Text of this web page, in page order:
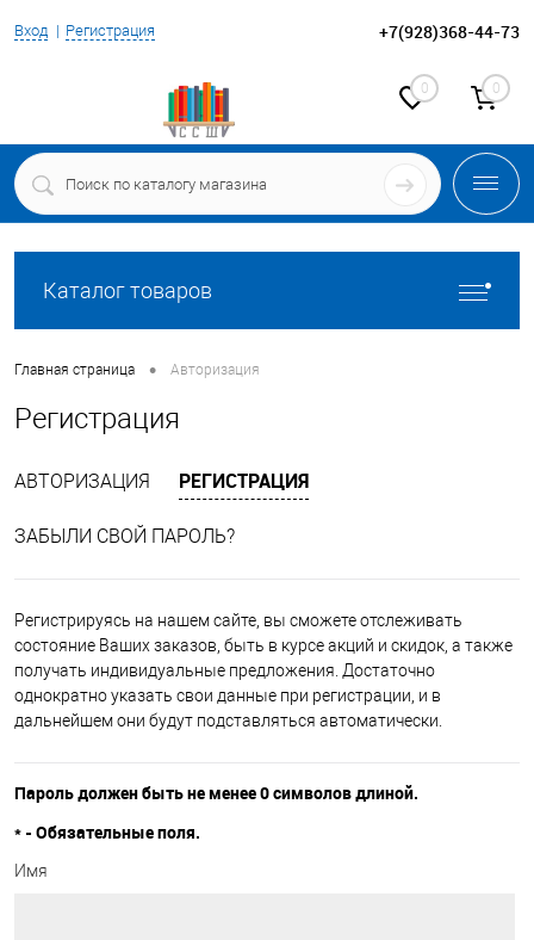
Вход Регистрация +7(928)368-44-73
0 0
Каталог товаров
Главная страница • Авторизация
Регистрация
АВТОРИЗАЦИЯ РЕГИСТРАЦИЯ
ЗАБЫЛИ СВОЙ ПАРОЛЬ?
Регистрируясь на нашем сайте, вы сможете отслеживать
состояние Ваших заказов, быть в курсе акций и скидок, а также
получать индивидуальные предложения. Достаточно
однократно указать свои данные при регистрации, и в
дальнейшем они будут подставляться автоматически.
Пароль должен быть не менее 0 символов длиной.
* - Обязательные поля.
Имя